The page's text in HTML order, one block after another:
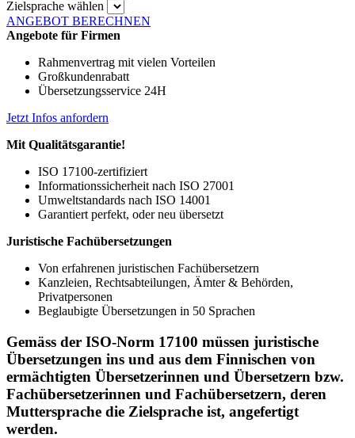
Zielsprache wählen
ANGEBOT BERECHNEN
Angebote für Firmen
Rahmenvertrag mit vielen Vorteilen
Großkundenrabatt
Übersetzungsservice 24H
Jetzt Infos anfordern
Mit Qualitätsgarantie!
ISO 17100-zertifiziert
Informationssicherheit nach ISO 27001
Umweltstandards nach ISO 14001
Garantiert perfekt, oder neu übersetzt
Juristische Fachübersetzungen
Von erfahrenen juristischen Fachübersetzern
Kanzleien, Rechtsabteilungen, Ämter & Behörden,
Privatpersonen
Beglaubigte Übersetzungen in 50 Sprachen
Gemäss der ISO-Norm 17100 müssen juristische
Übersetzungen ins und aus dem Finnischen von
ermächtigten Übersetzerinnen und Übersetzern bzw.
Fachübersetzerinnen und Fachübersetzern, deren
Muttersprache die Zielsprache ist, angefertigt
werden.